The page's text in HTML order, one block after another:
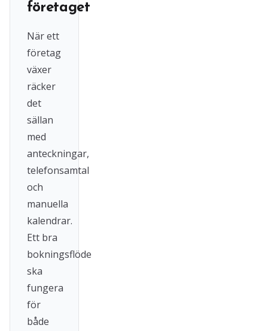
företaget
När ett
företag
växer
räcker
det
sällan
med
anteckningar,
telefonsamtal
och
manuella
kalendrar.
Ett bra
bokningsflöde
ska
fungera
för
både